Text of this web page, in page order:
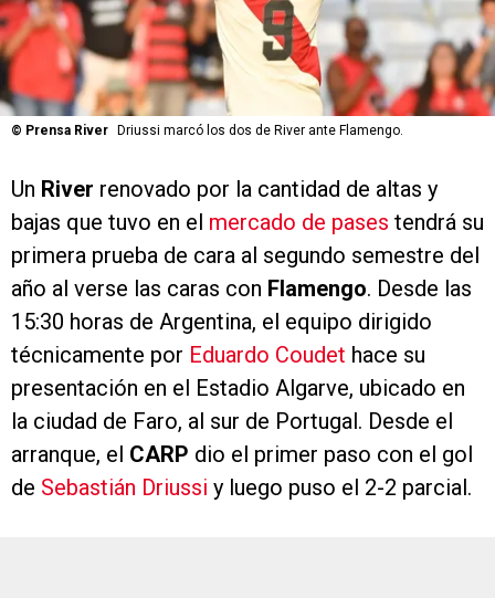
© Prensa River Driussi marcó los dos de River ante Flamengo.
Un River renovado por la cantidad de altas y
bajas que tuvo en el mercado de pases tendrá su
primera prueba de cara al segundo semestre del
año al verse las caras con Flamengo. Desde las
15:30 horas de Argentina, el equipo dirigido
técnicamente por Eduardo Coudet hace su
presentación en el Estadio Algarve, ubicado en
la ciudad de Faro, al sur de Portugal. Desde el
arranque, el CARP dio el primer paso con el gol
de Sebastián Driussi y luego puso el 2-2 parcial.